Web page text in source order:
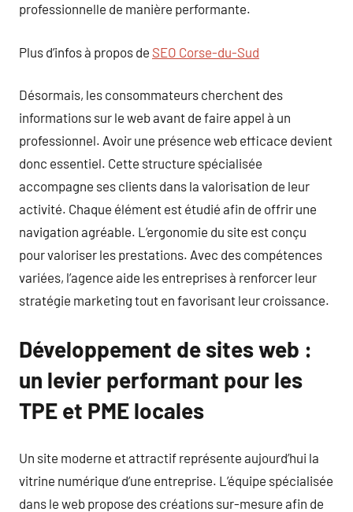
professionnelle de manière performante.
Plus d’infos à propos de SEO Corse-du-Sud
Désormais, les consommateurs cherchent des
informations sur le web avant de faire appel à un
professionnel. Avoir une présence web efficace devient
donc essentiel. Cette structure spécialisée
accompagne ses clients dans la valorisation de leur
activité. Chaque élément est étudié afin de offrir une
navigation agréable. L’ergonomie du site est conçu
pour valoriser les prestations. Avec des compétences
variées, l’agence aide les entreprises à renforcer leur
stratégie marketing tout en favorisant leur croissance.
Développement de sites web :
un levier performant pour les
TPE et PME locales
Un site moderne et attractif représente aujourd’hui la
vitrine numérique d’une entreprise. L’équipe spécialisée
dans le web propose des créations sur-mesure afin de